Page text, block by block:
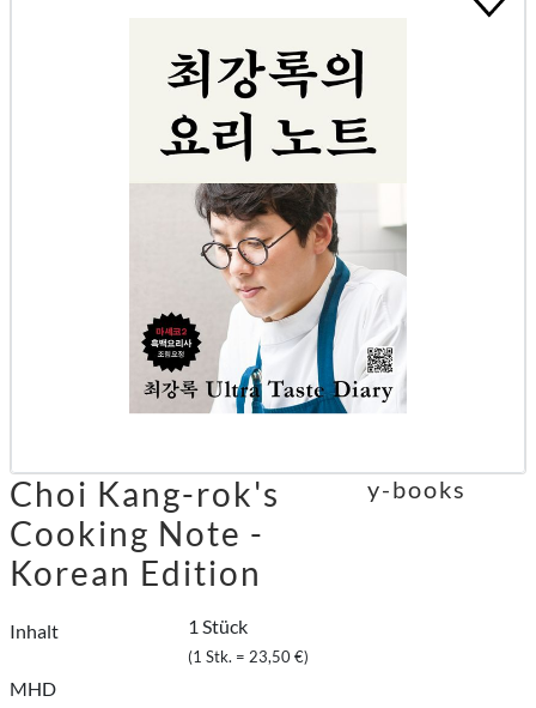
Choi Kang-rok's
Cooking Note -
Korean Edition
Inhalt 1 Stück
(1 Stk. = 23,50 €)
MHD
y-books